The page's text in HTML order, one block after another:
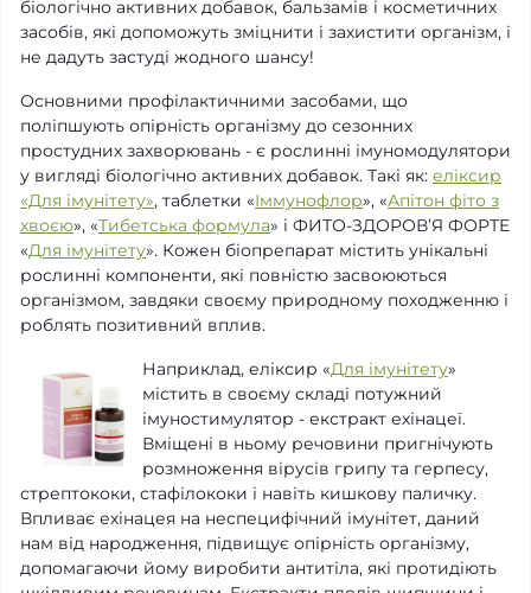
біологічно активних добавок, бальзамів і косметичних
засобів, які допоможуть зміцнити і захистити організм, і
не дадуть застуді жодного шансу!
Основними профілактичними засобами, що
поліпшують опірність організму до сезонних
простудних захворювань - є рослинні імуномодулятори
у вигляді біологічно активних добавок. Такі як: еліксир
«Для імунітету», таблетки «Іммунофлор», «Апітон фіто з
хвоєю», «Тибетська формула» і ФИТО-ЗДОРОВ’Я ФОРТЕ
«Для імунітету». Кожен біопрепарат містить унікальні
рослинні компоненти, які повністю засвоюються
організмом, завдяки своєму природному походженню і
роблять позитивний вплив.
Наприклад, еліксир «Для імунітету»
містить в своєму складі потужний
імуностимулятор - екстракт ехінацеї.
Вміщені в ньому речовини пригнічують
розмноження вірусів грипу та герпесу,
стрептококи, стафілококи і навіть кишкову паличку.
Впливає ехінацея на неспецифічний імунітет, даний
нам від народження, підвищує опірність організму,
допомагаючи йому виробити антитіла, які протидіють